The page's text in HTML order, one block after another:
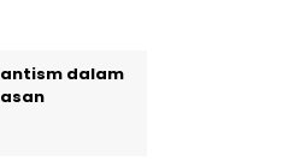
dalam